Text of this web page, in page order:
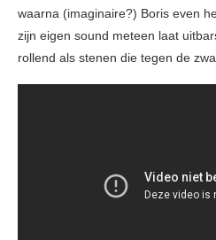
waarna (imaginaire?) Boris even
zijn eigen sound meteen laat
rollend als stenen die tegen de